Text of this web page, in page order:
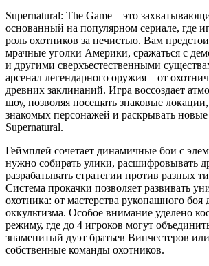
Supernatural: The Game – это
основанный на популярном сериале, где
роль охотников за нечистью. Вам
мрачные уголки Америки, сражаться с
и другими сверхъестественными
арсенал легендарного оружия – от
древних заклинаний. Игра воссоздает
шоу, позволяя посещать знаковые локации,
знакомых персонажей и раскрывать
Supernatural.
Геймплей сочетает динамичные бои с
нужно собирать улики, расшифровывать
разрабатывать стратегии против разных
Система прокачки позволяет развивать
охотника: от мастерства рукопашного боя
оккультизма. Особое внимание уделено
режиму, где до 4 игроков могут
знаменитый дуэт братьев Винчестеров
собственные команды охотников.